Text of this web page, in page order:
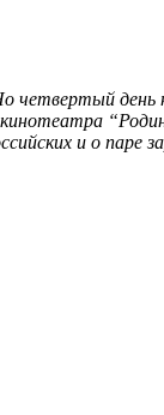
день
и о паре